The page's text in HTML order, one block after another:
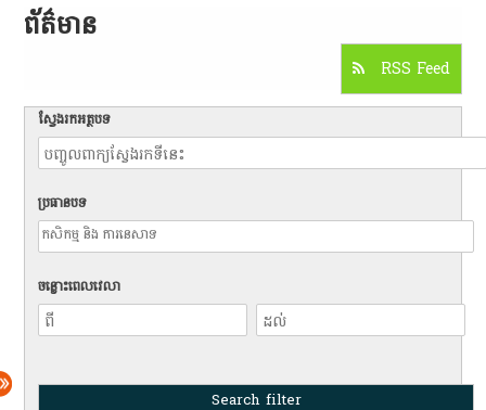
ព័ត៌មាន​
RSS Feed
ស្វែងរកអត្ថបទ
ប្រធានបទ
ចន្លោះពេលវេលា